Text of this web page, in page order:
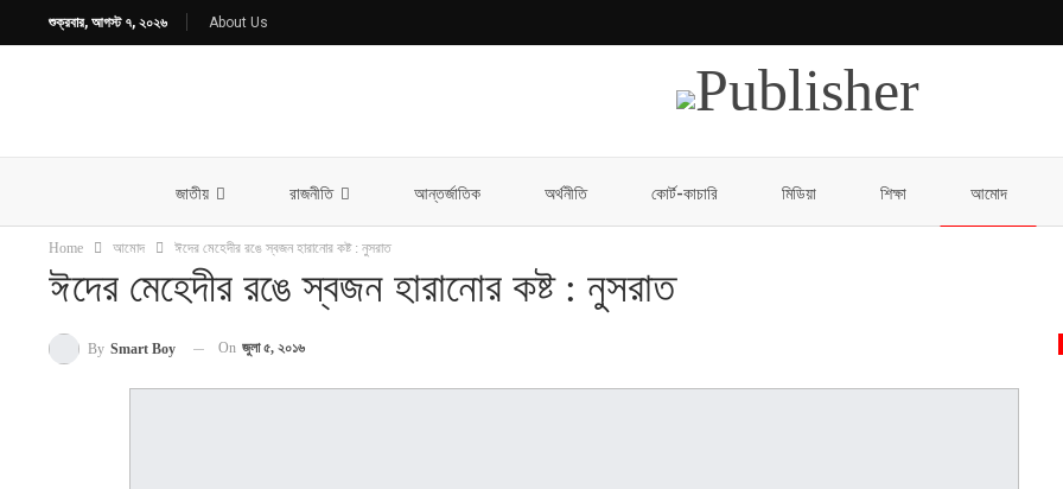
শুক্রবার, আগস্ট ৭, ২০২৬ About Us
জাতীয় রাজনীতি আন্তর্জাতিক অর্থনীতি কোর্ট-কাচারি মিডিয়া শিক্ষা আমোদ
Home আমোদ ঈদের মেহেদীর রঙে স্বজন হারানোর কষ্ট : নুসরাত
ঈদের মেহেদীর রঙে স্বজন হারানোর কষ্ট : নুসরাত
By Smart Boy On জুলা ৫, ২০১৬